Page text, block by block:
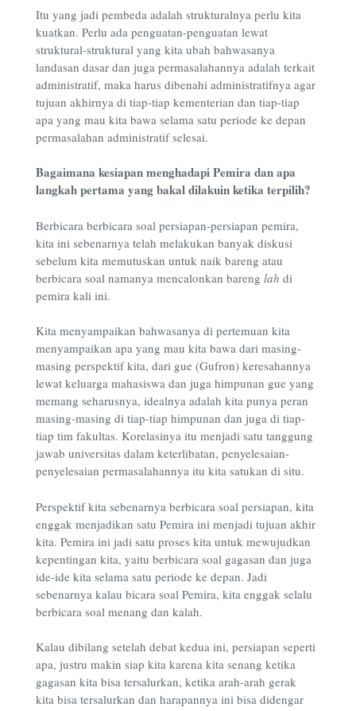
Itu yang jadi pembeda adalah strukturalnya perlu kita
kuatkan. Perlu ada penguatan-penguatan lewat
struktural-struktural yang kita ubah bahwasanya
landasan dasar dan juga permasalahannya adalah terkait
administratif, maka harus dibenahi administratifnya agar
tujuan akhirnya di tiap-tiap kementerian dan tiap-tiap
apa yang mau kita bawa selama satu periode ke depan
permasalahan administratif selesai.
Bagaimana kesiapan menghadapi Pemira dan apa
langkah pertama yang bakal dilakuin ketika terpilih?
Berbicara berbicara soal persiapan-persiapan pemira,
kita ini sebenarnya telah melakukan banyak diskusi
sebelum kita memutuskan untuk naik bareng atau
berbicara soal namanya mencalonkan bareng lah di
pemira kali ini.
Kita menyampaikan bahwasanya di pertemuan kita
menyampaikan apa yang mau kita bawa dari masing-
masing perspektif kita, dari gue (Gufron) keresahannya
lewat keluarga mahasiswa dan juga himpunan gue yang
memang seharusnya, idealnya adalah kita punya peran
masing-masing di tiap-tiap himpunan dan juga di tiap-
tiap tim fakultas. Korelasinya itu menjadi satu tanggung
jawab universitas dalam keterlibatan, penyelesaian-
penyelesaian permasalahannya itu kita satukan di situ.
Perspektif kita sebenarnya berbicara soal persiapan, kita
enggak menjadikan satu Pemira ini menjadi tujuan akhir
kita. Pemira ini jadi satu proses kita untuk mewujudkan
kepentingan kita, yaitu berbicara soal gagasan dan juga
ide-ide kita selama satu periode ke depan. Jadi
sebenarnya kalau bicara soal Pemira, kita enggak selalu
berbicara soal menang dan kalah.
Kalau dibilang setelah debat kedua ini, persiapan seperti
apa, justru makin siap kita karena kita senang ketika
gagasan kita bisa tersalurkan, ketika arah-arah gerak
kita bisa tersalurkan dan harapannya ini bisa didengar